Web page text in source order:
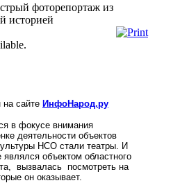
фоторепортаж из
историей
на сайте ИнфоНарод.ру
в фокусе внимания
деятельности объектов
НСО стали театры. И
объектом областного
вызвалась посмотреть на
он оказывает.